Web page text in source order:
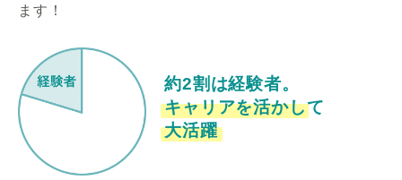
ます！
約2割は経験者。
キャリアを活かして
大活躍